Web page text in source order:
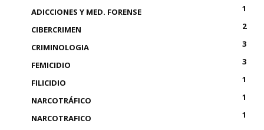
ADICCIONES Y MED. FORENSE
1
CIBERCRIMEN
2
CRIMINOLOGIA
3
FEMICIDIO
3
FILICIDIO
1
NARCOTRÁFICO
1
NARCOTRAFICO
1